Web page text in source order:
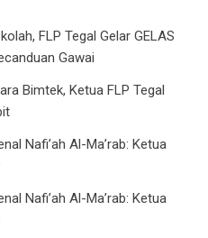
FLP Tegal Gelar GELAS
Gawai
Bimtek, Ketua FLP Tegal
Nafi’ah Al-Ma’rab: Ketua
Nafi’ah Al-Ma’rab: Ketua